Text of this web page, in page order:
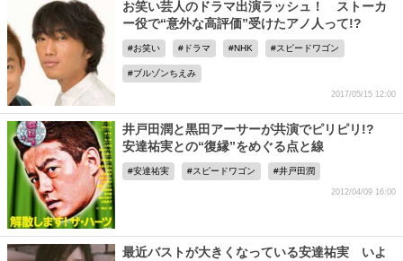
お笑い芸人のドラマ出演ラッシュ！ ストーカ
ー役で“意外な高評価”受けたアノ人って!?
お笑い ドラマ NHK スピードワゴン
ブルゾンちえみ
2017/05/15 12:00
井戸田潤と黒田アーサーが共演でピリピリ!?
安達祐実との“復縁”をめぐる点と線
安達祐実 スピードワゴン 井戸田潤
2012/04/09 16:00
最近バストが大きくなっている安達祐実 いよ